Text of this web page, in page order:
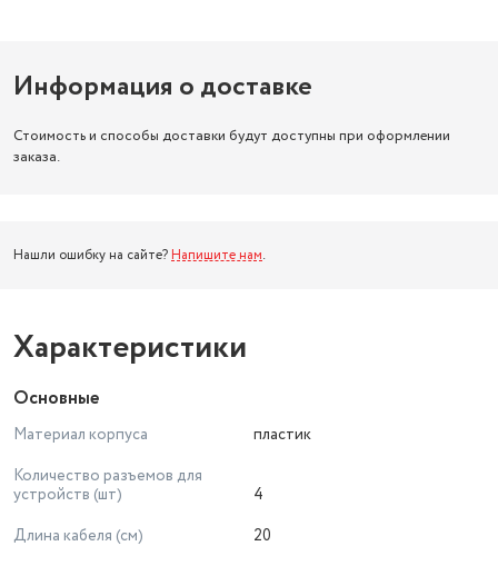
Информация о доставке
Стоимость и способы доставки будут доступны при оформлении
заказа.
Нашли ошибку на сайте? Напишите нам.
Характеристики
Основные
Материал корпуса
пластик
Количество разъемов для
устройств (шт)
4
Длина кабеля (см)
20